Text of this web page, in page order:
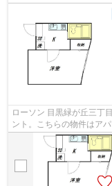
ローソン 目黒緑が丘三丁
ント。こちらの物件はア
駅近物件はいかがですか